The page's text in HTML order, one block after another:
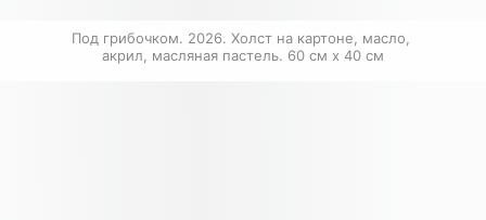
Под грибочком. 2026. Холст на картоне, масло,
акрил, масляная пастель. 60 см х 40 см